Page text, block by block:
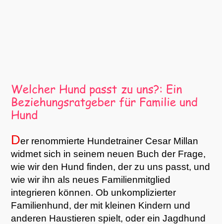
Der renommierte Hundetrainer Cesar Millan
widmet sich in seinem neuen Buch der Frage,
wie wir den Hund finden, der zu uns passt, und
wie wir ihn als neues Familienmitglied
integrieren können. Ob unkomplizierter
Familienhund, der mit kleinen Kindern und
anderen Haustieren spielt, oder ein Jagdhund